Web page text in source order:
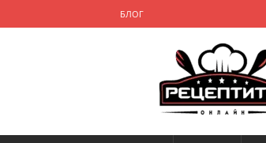
БЛОГ